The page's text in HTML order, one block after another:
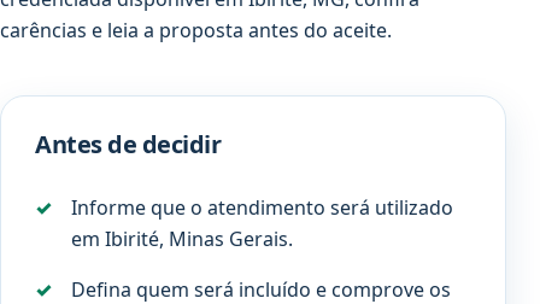
carências e leia a proposta antes do aceite.
Antes de decidir
Informe que o atendimento será utilizado
em Ibirité, Minas Gerais.
Defina quem será incluído e comprove os